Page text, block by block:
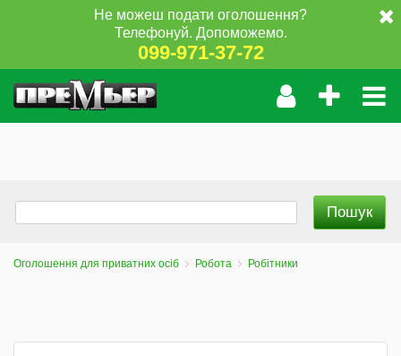
Не можеш подати оголошення?
Телефонуй. Допоможемо.
099-971-37-72
Оголошення для приватних осіб Робота Робітники